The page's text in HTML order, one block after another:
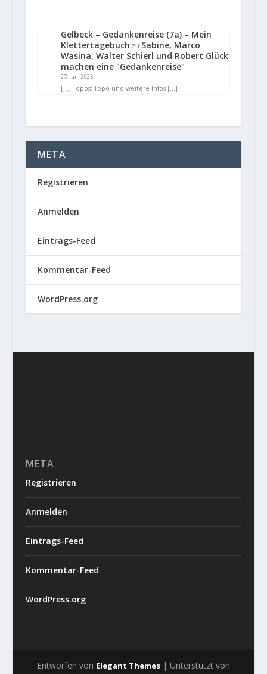
Gelbeck – Gedankenreise (7a) – Mein
Klettertagebuch zu Sabine, Marco
Wasina, Walter Schierl und Robert Glück
machen eine "Gedankenreise"
27. Juni 2025
[…] Topos: Topo und weitere Infos […]
META
Registrieren
Anmelden
Eintrags-Feed
Kommentar-Feed
WordPress.org
META
Registrieren
Anmelden
Eintrags-Feed
Kommentar-Feed
WordPress.org
Entworfen von Elegant Themes| Unterstützt von